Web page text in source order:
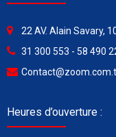
22 AV. Alain Savary,
31 300 553 - 58 490
Heures d’ouverture :